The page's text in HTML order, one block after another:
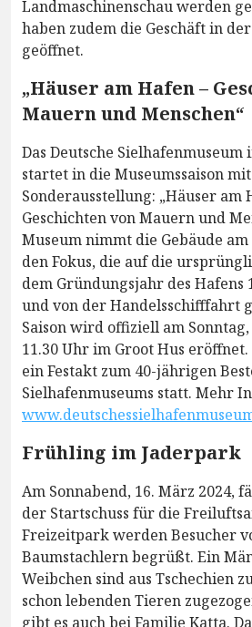
Landmaschinenschau werden
haben zudem die Geschäft in
geöffnet.
„Häuser am Hafen –
Mauern und Menschen“
Das Deutsche Sielhafenmuseum
startet in die Museumssaison
Sonderausstellung: „Häuser am
Geschichten von Mauern und
Museum nimmt die Gebäude
den Fokus, die auf die
dem Gründungsjahr des Hafens
und von der Handelsschifffahrt
Saison wird offiziell am
11.30 Uhr im Groot Hus
ein Festakt zum 40-jährigen
Sielhafenmuseums statt. Mehr
Frühling im Jaderpark
Am Sonnabend, 16. März 2024,
der Startschuss für die
Freizeitpark werden Besucher
Baumstachlern begrüßt. Ein
Weibchen sind aus Tschechien
schon lebenden Tieren
gibt es auch bei Familie Katta.